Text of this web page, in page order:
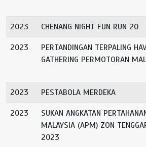
2023 CHENANG NIGHT FUN RUN 20
2023
PERTANDINGAN TERPALING
GATHERING PERMOTORAN
2023 PESTABOLA MERDEKA
2023
SUKAN ANGKATAN
MALAYSIA (APM) ZON
2023